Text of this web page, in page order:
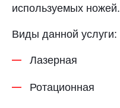
используемых ножей.
Виды данной услуги:
Лазерная
Ротационная